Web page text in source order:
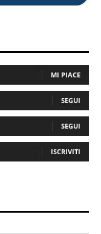
MI PIACE
SEGUI
SEGUI
ISCRIVITI